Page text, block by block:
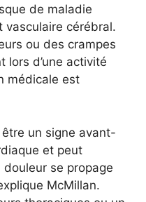
de maladie
vasculaire cérébral.
ou des crampes
lors d’une activité
médicale est
un signe avant-
et peut
douleur se propage
McMillan.